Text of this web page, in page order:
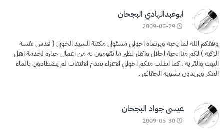
ابوعبدالهادي البجحان
2009-05-29
وفقكم الله لما يحبه ويرضاه اخواني مسئولي مكتبة السيد الخوئي ( قدس نفسه
الزكيه ) لكم منا تحية اجلال واكبار نظير ما تقومون به من اعمال جباره لخدمة اهل
البيت والقريه . كما اطلب منكم اخواني الاعزاء بعدم الالتفات لم يصطادون بالماء
العكر ويريدون تشويه الحقائق .
عيسى جواد البجحان
2009-05-30